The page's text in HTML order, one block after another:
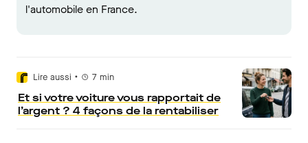
l'automobile en France.
Lire aussi • 7 min
Et si votre voiture vous rapportait de
l’argent ? 4 façons de la rentabiliser